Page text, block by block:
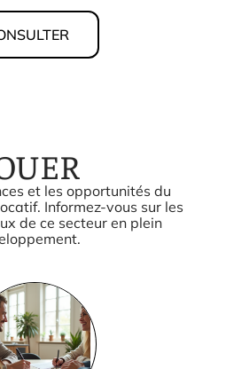
et les opportunités du
Informez-vous sur les
de ce secteur en plein